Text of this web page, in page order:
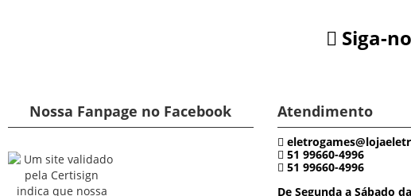
Siga-
Nossa Fanpage no Facebook Atendimento
51 99660-4996
51 99660-4996
De Segunda a Sábado